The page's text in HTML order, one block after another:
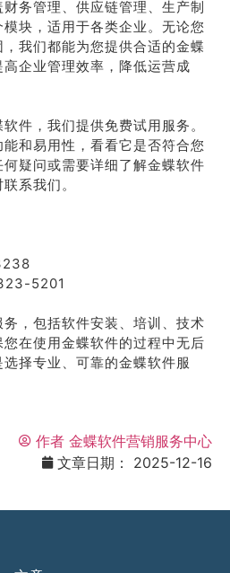
务管理、供应链管理、生产制
块，适用于各类企业。无论您
我们都能为您提供合适的金蝶
企业管理效率，降低运营成
件，我们提供免费试用服务。
和易用性，看看它是否符合您
疑问或需要详细了解金蝶软件
系我们。
5201
，包括软件安装、培训、技术
在使用金蝶软件的过程中无后
择专业、可靠的金蝶软件服
作者 金蝶软件营销服务中心
文章日期：
2025-12-16